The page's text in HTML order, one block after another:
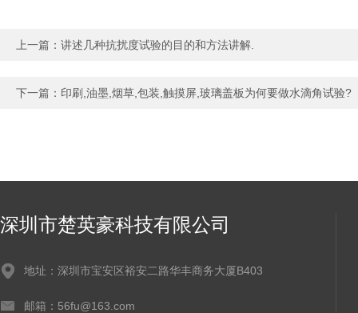
上一篇： 讲述几种抗扰度试验的目的和方法讲解.
下一篇： 印刷,油墨,烟草,包装,触摸屏,玻璃盖板为何要做水滴角试验?
深圳市楚英豪科技有限公司
地址：深圳市宝安区裕安二路华丰商务大厦B403
邮箱：56fu@163.com